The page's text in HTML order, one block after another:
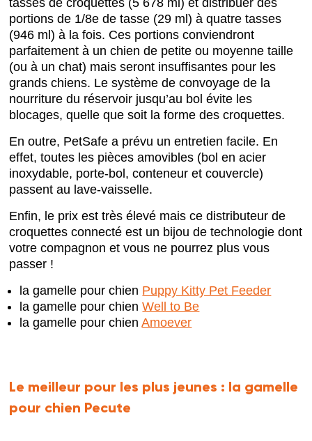
portions de 1/8e de tasse (29 ml) à quatre tasses
(946 ml) à la fois. Ces portions conviendront
parfaitement à un chien de petite ou moyenne taille
(ou à un chat) mais seront insuffisantes pour les
grands chiens. Le système de convoyage de la
nourriture du réservoir jusqu’au bol évite les
blocages, quelle que soit la forme des croquettes.
En outre, PetSafe a prévu un entretien facile. En
effet, toutes les pièces amovibles (bol en acier
inoxydable, porte-bol, conteneur et couvercle)
passent au lave-vaisselle.
Enfin, le prix est très élevé mais ce distributeur de
croquettes connecté est un bijou de technologie dont
votre compagnon et vous ne pourrez plus vous
passer !
la gamelle pour chien Puppy Kitty Pet Feeder
la gamelle pour chienWell to Be
la gamelle pour chienAmoever
Le meilleur pour les plus jeunes : la gamelle
pour chien Pecute